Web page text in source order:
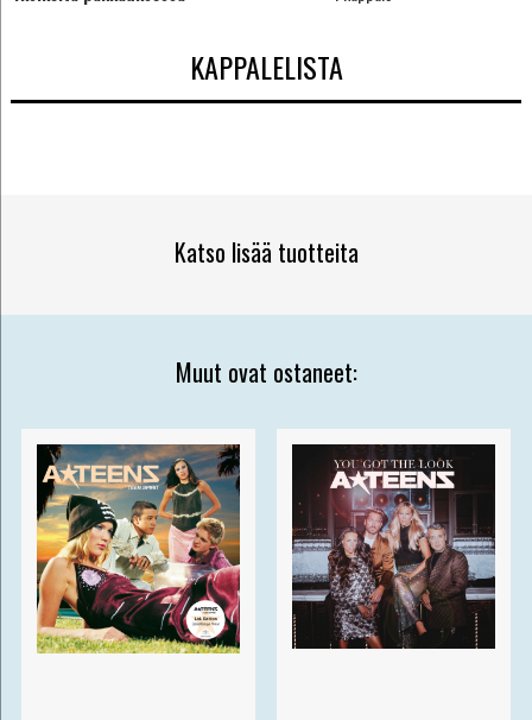
KAPPALELISTA
Katso lisää tuotteita
Muut ovat ostaneet: